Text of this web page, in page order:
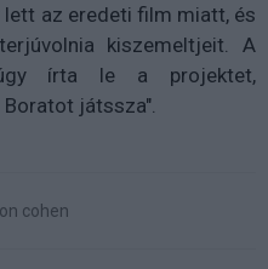
az eredeti film miatt, és
kiszemeltjeit. A
írta le a projektet,
játssza".
cohen